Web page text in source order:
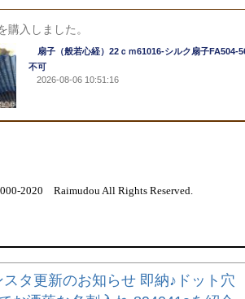
2020 Raimudou All Rights Reserved.
タ更新のお知らせ 即納♪ドット穴